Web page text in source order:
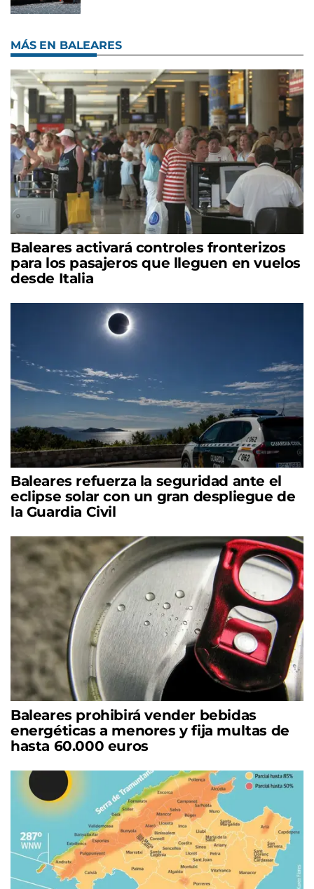
MÁS EN BALEARES
Baleares activará controles fronterizos
para los pasajeros que lleguen en vuelos
desde Italia
Baleares refuerza la seguridad ante el
eclipse solar con un gran despliegue de
la Guardia Civil
Baleares prohibirá vender bebidas
energéticas a menores y fija multas de
hasta 60.000 euros